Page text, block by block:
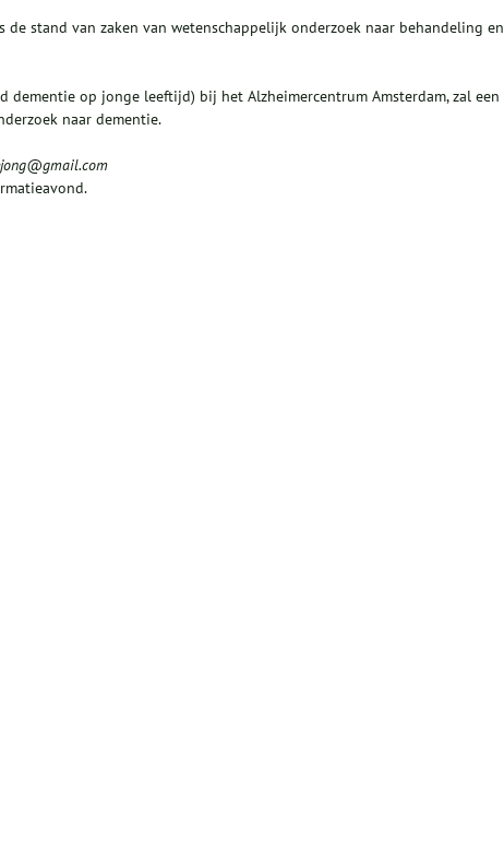
stand van zaken van wetenschappelijk onderzoek naar behandeling en
dementie op jonge leeftijd) bij het Alzheimercentrum Amsterdam, zal een
naar dementie.